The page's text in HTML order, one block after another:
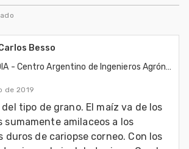
nutracéuticos, Agricultura y
Besso
CADIA - Centro Argentino de Ingenieros Agrónomos
de 2019
del tipo de grano. El maíz va de los
sumamente amilaceos a los
duros de cariopse corneo. Con los